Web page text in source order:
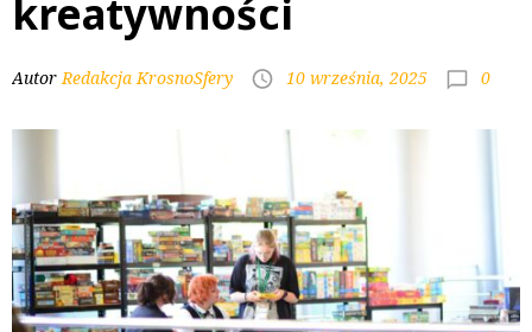
kreatywności
AutorRedakcja KrosnoSfery 10 września, 2025 0